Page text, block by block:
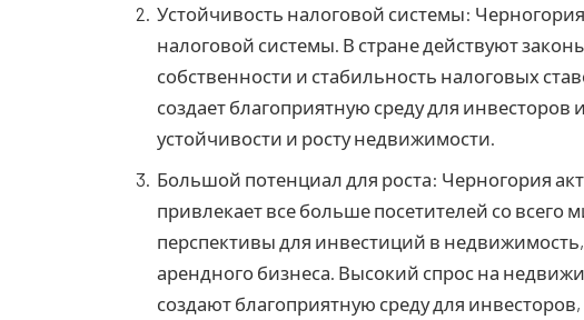
Устойчивость налоговой системы:
налоговой системы. В стране действуют
собственности и стабильность налоговых
создает благоприятную среду для инвесторов
устойчивости и росту недвижимости.
Большой потенциал для роста: Черногория
привлекает все больше посетителей со всего
перспективы для инвестиций в
арендного бизнеса. Высокий спрос на
создают благоприятную среду для